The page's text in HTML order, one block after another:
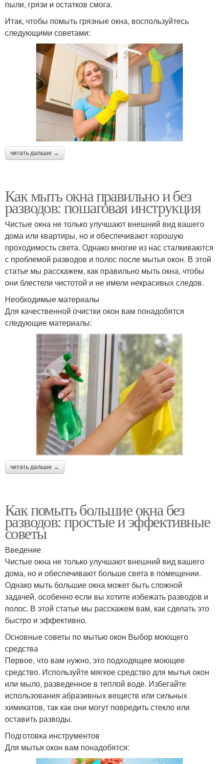
пыли, грязи и остатков смога.
Итак, чтобы помыть грязные окна, воспользуйтесь
следующими советами:
читать дальше →
Как мыть окна правильно и без
разводов: пошаговая инструкция
Чистые окна не только улучшают внешний вид вашего
дома или квартиры, но и обеспечивают хорошую
проходимость света. Однако многие из нас сталкиваются
с проблемой разводов и полос после мытья окон. В этой
статье мы расскажем, как правильно мыть окна, чтобы
они блестели чистотой и не имели некрасивых следов.
Необходимые материалы
Для качественной очистки окон вам понадобятся
следующие материалы:
читать дальше →
Как помыть большие окна без
разводов: простые и эффективные
советы
Введение
Чистые окна не только улучшают внешний вид вашего
дома, но и обеспечивают больше света в помещении.
Однако мыть большие окна может быть сложной
задачей, особенно если вы хотите избежать разводов и
полос. В этой статье мы расскажем вам, как сделать это
быстро и эффективно.
Основные советы по мытью окон Выбор моющего
средства
Первое, что вам нужно, это подходящее моющее
средство. Используйте мягкое средство для мытья окон
или мыло, разведенное в теплой воде. Избегайте
использования абразивных веществ или сильных
химикатов, так как они могут повредить стекло или
оставить разводы.
Подготовка инструментов
Для мытья окон вам понадобятся: